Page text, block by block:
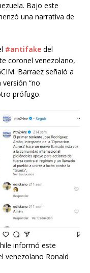
Bajo este
una narrativa de
#antifake del
coronel venezolano,
Barraez señaló a
“no
prófugo.
informó este
venezolano Ronald